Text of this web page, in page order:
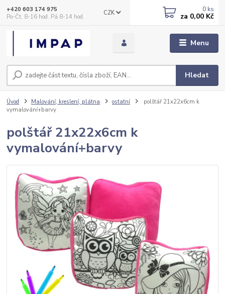
Menu
CZK
Hledat
+420 603 174 975
Po-Čt, 8-16 hod. Pá 8-14 hod.
0 ks
za 0,00 Kč
Úvod Malování, kreslení, plátna ostatní
polštář 21x22x6cm k
vymalování+barvy
polštář 21x22x6cm k
vymalování+barvy